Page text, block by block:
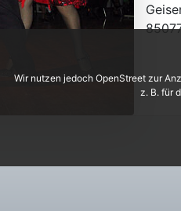
Wir nutzen jedoch OpenStreet zur
z. B. für